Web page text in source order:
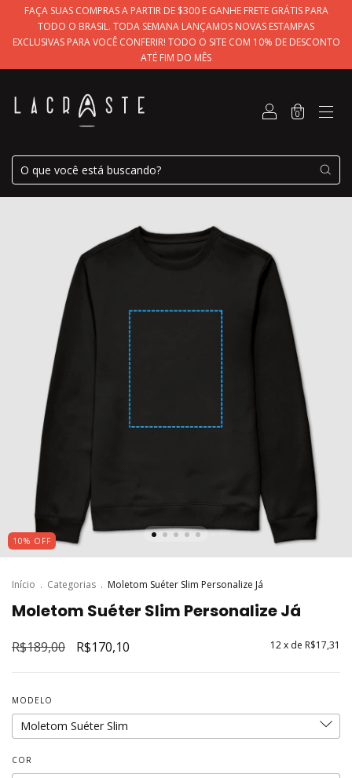
FAÇA SUAS COMPRAS A PARTIR DE $300 E GANHE FRETE GRÁTIS PARA
TODO O BRASIL. TODA SEMANA LANÇAMOS NOVAS ESTAMPAS
EXCLUSIVAS PARA VOCÊ CONFERIR! TODO O SITE COM 10% DE DESCONTO
ATÉ FIM DO MÊS
0
10% OFF
Início . Categorias . Moletom Suéter Slim Personalize Já
Moletom Suéter Slim Personalize Já
R$189,00 R$170,10 12x de R$17,31
MODELO
COR